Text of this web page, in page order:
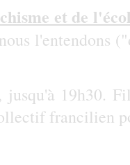
et de
l'entendons
jusqu'à 19h30.
francilien